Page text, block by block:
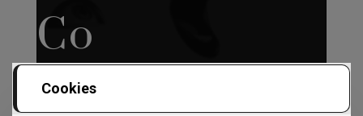
Co
Men
Cookies